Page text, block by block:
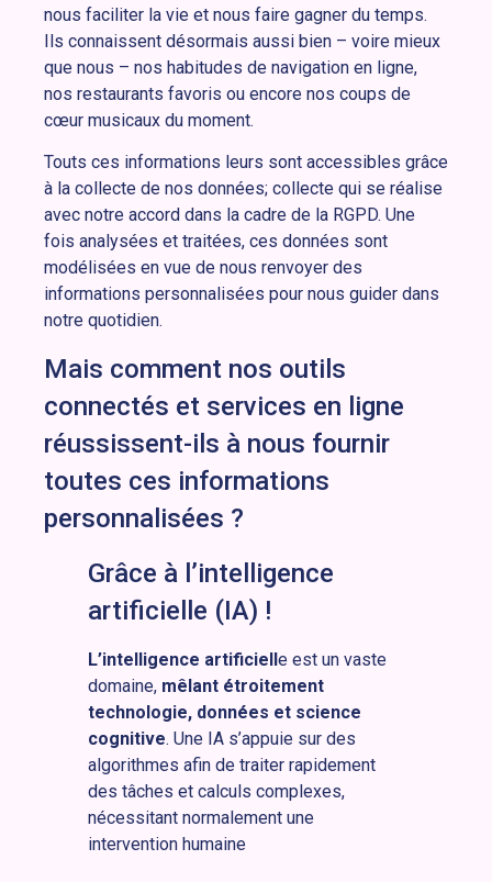
nous faciliter la vie et nous faire gagner du temps.
Ils connaissent désormais aussi bien – voire mieux
que nous – nos habitudes de navigation en ligne,
nos restaurants favoris ou encore nos coups de
cœur musicaux du moment.
Touts ces informations leurs sont accessibles grâce
à la collecte de nos données; collecte qui se réalise
avec notre accord dans la cadre de la RGPD. Une
fois analysées et traitées, ces données sont
modélisées en vue de nous renvoyer des
informations personnalisées pour nous guider dans
notre quotidien.
Mais comment nos outils
connectés et services en ligne
réussissent-ils à nous fournir
toutes ces informations
personnalisées ?
Grâce à l’intelligence
artificielle (IA) !
L’intelligence artificielle est un vaste
domaine, mêlant étroitement
technologie, données et science
cognitive. Une IA s’appuie sur des
algorithmes afin de traiter rapidement
des tâches et calculs complexes,
nécessitant normalement une
intervention humaine